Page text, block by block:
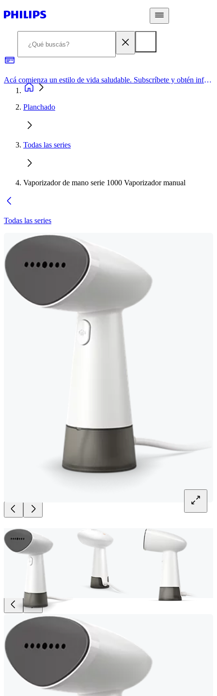
Acá comienza un estilo de vida saludable. Subscríbete y obtén información de primera mano
Planchado
Todas las series
Vaporizador de mano serie 1000 Vaporizador manual
Todas las series